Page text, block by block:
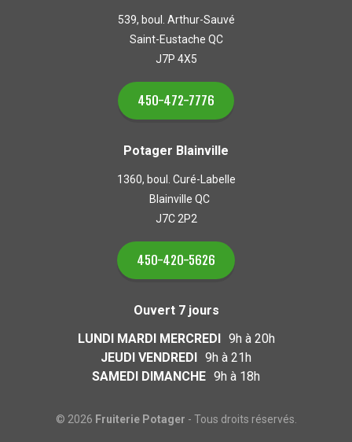
539, boul. Arthur-Sauvé
Saint-Eustache QC
J7P 4X5
450-472-7776
Potager Blainville
1360, boul. Curé-Labelle
Blainville QC
J7C 2P2
450-420-5626
Ouvert 7 jours
LUNDI MARDI MERCREDI
9h à 20h
JEUDI VENDREDI
9h à 21h
SAMEDI DIMANCHE 9h à 18h
© 2026 Fruiterie Potager - Tous droits réservés.